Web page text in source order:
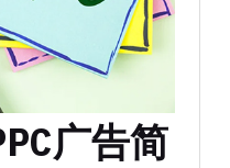
广告简